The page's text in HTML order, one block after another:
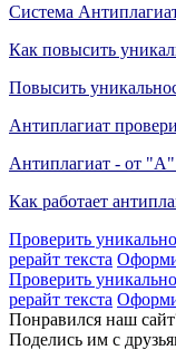
Система
Как повысить
Повысить
Антиплагиат
Антиплагиат - от
Как работает
Проверить
рерайт текста
Проверить
рерайт текста
Понравился наш
Поделись им с